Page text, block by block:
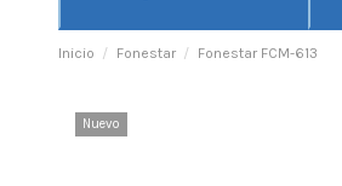
Inicio Fonestar Fonestar FCM-613
Nuevo